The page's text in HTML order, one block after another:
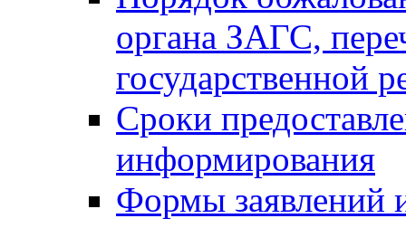
органа ЗАГС,
государственной
Сроки
информирования
Формы заявлений